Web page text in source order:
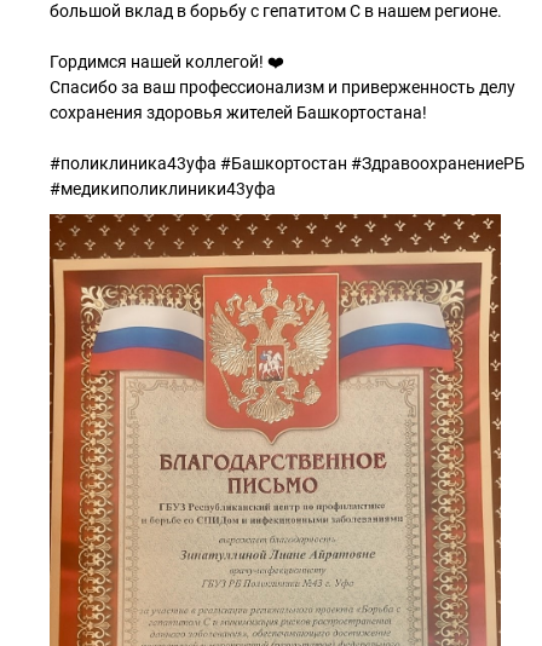
большой вклад в борьбу с гепатитом С в нашем регионе.
Гордимся нашей коллегой! ❤️
Спасибо за ваш профессионализм и приверженность делу
сохранения здоровья жителей Башкортостана!
#поликлиника43уфа #Башкортостан #ЗдравоохранениеРБ
#медикиполиклиники43уфа